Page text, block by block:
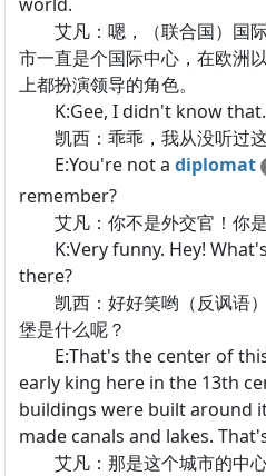
艾凡：嗯，（联合国）国
市一直是个国际中心，在欧洲
上都扮演领导的角色。
K:Gee, I didn't know that.
凯西：乖乖，我从没听过这
E:You're not a diplomat
remember?
艾凡：你不是外交官！你是
K:Very funny. Hey!
there?
凯西：好好笑哟（反讽语
堡是什么呢？
E:That's the center of this
early king here in the 13th
buildings were built around
made canals and lakes.
艾凡：那是这个城市的中心